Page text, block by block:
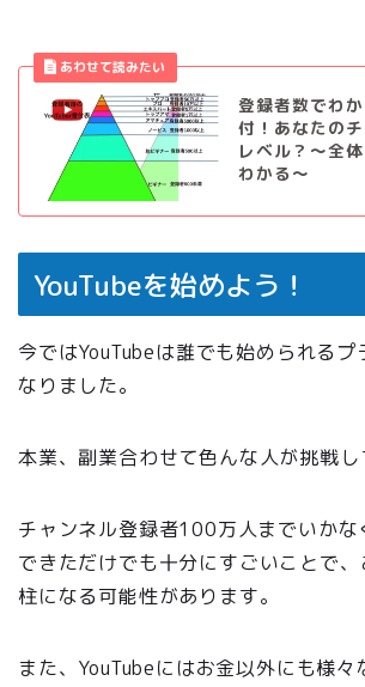
登録者数でわ
付！あなたの
レベル？〜全
わかる〜
YouTubeを始めよう！
今ではYouTubeは誰でも始められるプ
なりました。
本業、副業合わせて色んな人が挑戦し
チャンネル登録者100万人までいかな
できただけでも十分にすごいことで
柱になる可能性があります。
また、YouTubeにはお金以外にも様々